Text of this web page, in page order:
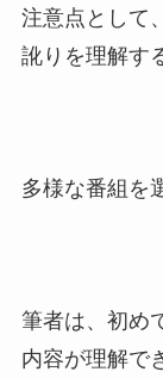
注意点として
訛りを理解す
多様な番組を
筆者は、初め
内容が理解で